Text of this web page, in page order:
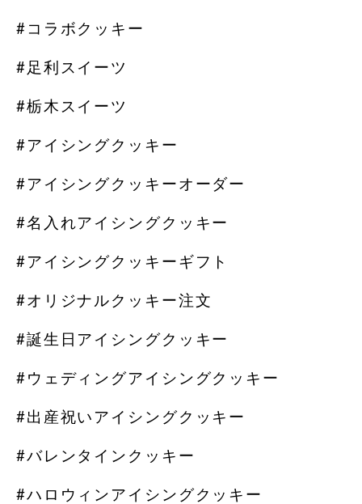
#コラボクッキー
#足利スイーツ
#栃木スイーツ
#アイシングクッキー
#アイシングクッキーオーダー
#名入れアイシングクッキー
#アイシングクッキーギフト
#オリジナルクッキー注文
#誕生日アイシングクッキー
#ウェディングアイシングクッキー
#出産祝いアイシングクッキー
#バレンタインクッキー
#ハロウィンアイシングクッキー